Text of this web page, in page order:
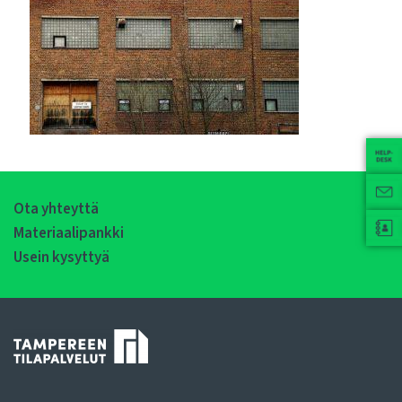
Ota yhteyttä
Materiaalipankki
Usein kysyttyä